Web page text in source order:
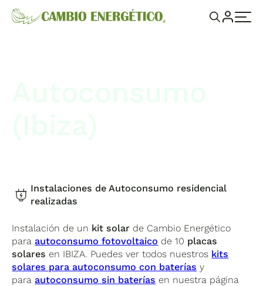
Instalaciones de Autoconsumo residencial
realizadas
Instalación de un kit solar de Cambio Energético
para autoconsumo fotovoltaico de 10 placas
solares en IBIZA. Puedes ver todos nuestros kits
solares para autoconsumo con baterías y
para autoconsumo sin baterías en nuestra página